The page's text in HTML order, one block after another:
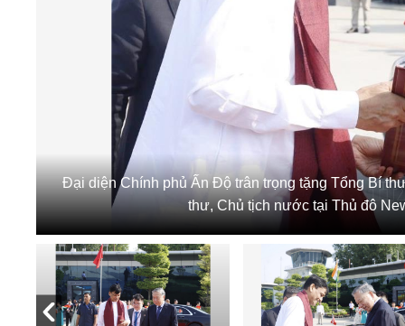
Đại diện Chính phủ Ấn Độ trân trọng tặng Tổng Bí
thư, Chủ tịch nước tại Thủ đô